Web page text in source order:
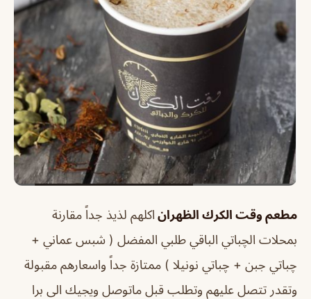
مطعم وقت الكرك الظهران اكلهم لذيذ جداً مقارنة
بمحلات الچباتي الباقي طلبي المفضل ( شبس عماني +
چباتي جبن + چباتي نونيلا ) ممتازة جداً واسعارهم مقبولة
وتقدر تتصل عليهم وتطلب قبل ماتوصل ويجيك الى برا